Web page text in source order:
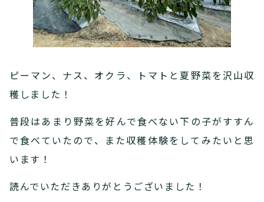
ピーマン、ナス、オクラ、トマトと夏野菜を沢山収
穫しました！
普段はあまり野菜を好んで食べない下の子がすすん
で食べていたので、また収穫体験をしてみたいと思
います！
読んでいただきありがとうございました！